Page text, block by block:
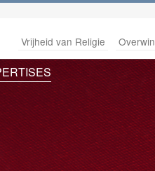
Vrijheid van Religie